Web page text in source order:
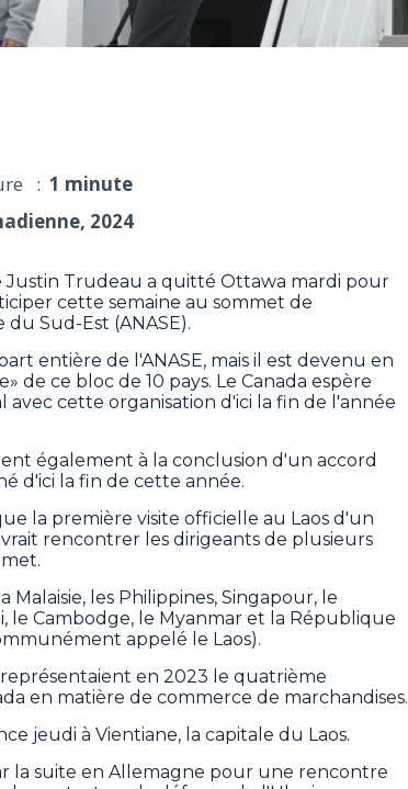
: 1 minute
2024
Justin Trudeau a quitté Ottawa mardi pour
cette semaine au sommet de
du Sud-Est (ANASE).
entière de l'ANASE, mais il est devenu en
de ce bloc de 10 pays. Le Canada espère
cette organisation d'ici la fin de l'année
également à la conclusion d'un accord
d'ici la fin de cette année.
la première visite officielle au Laos d'un
rencontrer les dirigeants de plusieurs
Malaisie, les Philippines, Singapour, le
le Cambodge, le Myanmar et la République
appelé le Laos).
représentaient en 2023 le quatrième
en matière de commerce de marchandises.
jeudi à Vientiane, la capitale du Laos.
la suite en Allemagne pour une rencontre